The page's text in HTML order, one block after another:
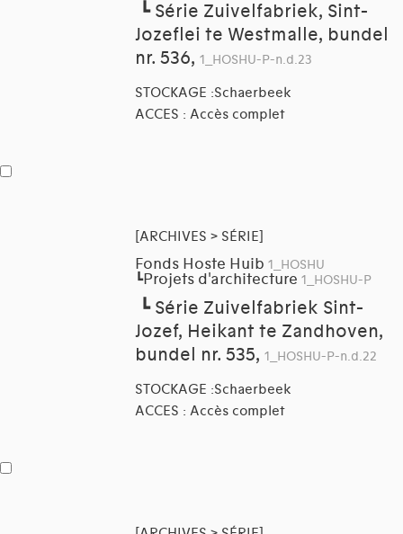
┗ Série Zuivelfabriek, Sint-
Jozeflei te Westmalle, bundel
nr. 536, 1_HOSHU-P-n.d.23
STOCKAGE :Schaerbeek
ACCES : Accès complet
[ARCHIVES > SÉRIE]
Fonds Hoste Huib 1_HOSHU
┗Projets d'architecture 1_HOSHU-P
┗ Série Zuivelfabriek Sint-
Jozef, Heikant te Zandhoven,
bundel nr. 535, 1_HOSHU-P-n.d.22
STOCKAGE :Schaerbeek
ACCES : Accès complet